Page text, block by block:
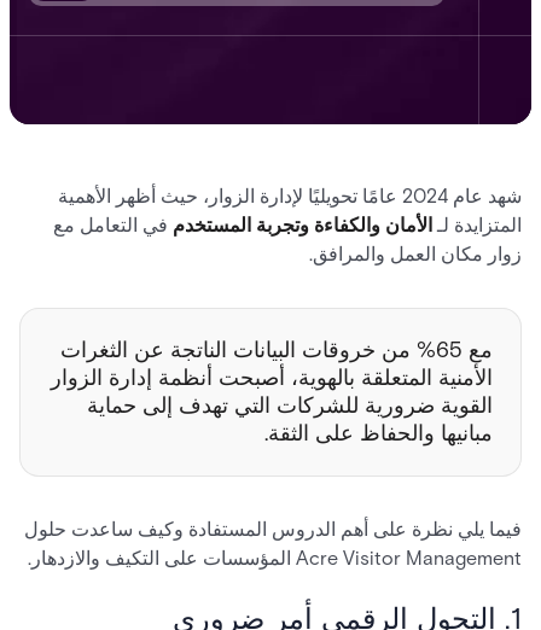
شهد عام 2024 عامًا تحويليًا لإدارة الزوار، حيث أظهر الأهمية
المتزايدة لـالأمان والكفاءة وتجربة المستخدم في التعامل مع
زوار مكان العمل والمرافق.
مع
65% من خروقات البيانات الناتجة عن الثغرات
الأمنية المتعلقة بالهوية، أصبحت أنظمة إدارة الزوار
القوية ضرورية للشركات التي تهدف إلى حماية
مبانيها والحفاظ على الثقة.
فيما يلي نظرة على أهم الدروس المستفادة وكيف ساعدت حلول
Acre Visitor Management المؤسسات على التكيف والازدهار.
1. التحول الرقمي أمر ضروري